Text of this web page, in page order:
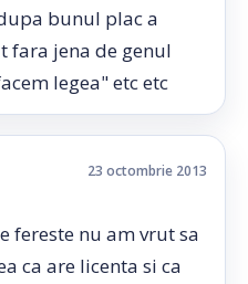
bunul plac a
fara jena de genul
legea" etc etc
23 octombrie 2013
fereste nu am vrut sa
ca are licenta si ca